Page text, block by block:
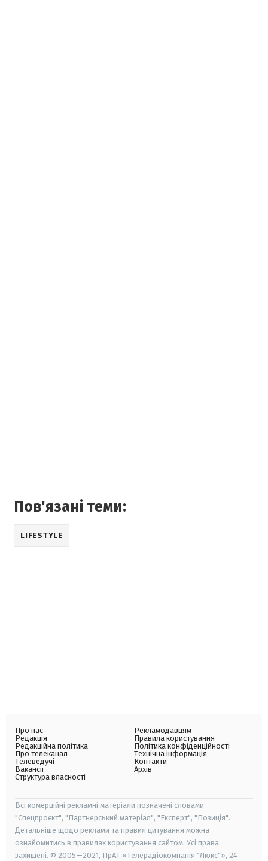
Пов'язані теми:
LIFESTYLE
Про нас
Редакція
Редакційна політика
Про телеканал
Телеведучі
Вакансії
Структура власності
Рекламодавцям
Правила користування
Політика конфіденційності
Технічна інформація
Контакти
Архів
Всі комерційні рекламні матеріали позначені словами
"Спецпроєкт", "Партнерський матеріал", "Експерт", "Позиція".
Детальніше щодо реклами та правил цитування можна
ознайомитись в правилах користування сайтом. Усі права
захищені. © 2005—2021, ПрАТ «Телерадіокомпанія "Люкс"», 24